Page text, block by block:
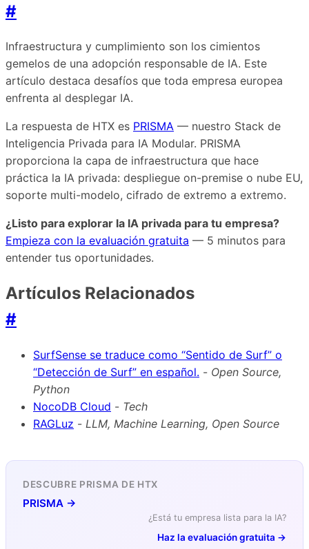
#
Infraestructura y cumplimiento son los cimientos
gemelos de una adopción responsable de IA. Este
artículo destaca desafíos que toda empresa europea
enfrenta al desplegar IA.
La respuesta de HTX es PRISMA — nuestro Stack de
Inteligencia Privada para IA Modular. PRISMA
proporciona la capa de infraestructura que hace
práctica la IA privada: despliegue on-premise o nube EU,
soporte multi-modelo, cifrado de extremo a extremo.
¿Listo para explorar la IA privada para tu empresa?
Empieza con la evaluación gratuita — 5 minutos para
entender tus oportunidades.
Artículos Relacionados
#
SurfSense se traduce como “Sentido de Surf” o
“Detección de Surf” en español. - Open Source,
Python
NocoDB Cloud - Tech
RAGLuz - LLM, Machine Learning, Open Source
DESCUBRE PRISMA DE HTX
PRISMA →
¿Está tu empresa lista para la IA?
Haz la evaluación gratuita →